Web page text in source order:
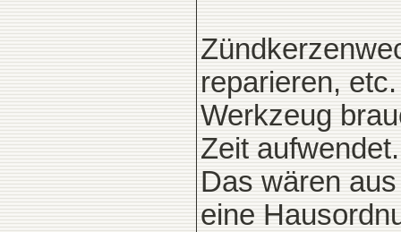
reparieren,
Werkzeug
Zeit
Das wären
eine